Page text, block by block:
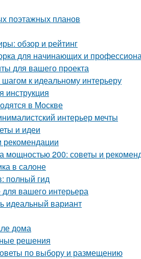
поэтажных планов
обзор и рейтинг
для начинающих и
для вашего проекта
к идеальному интерьеру
инструкция
в Москве
интерьер мечты
и идеи
рекомендации
мощностью 200: советы и
в салоне
полный гид
вашего интерьера
вариант
дома
решения
по выбору и размещению